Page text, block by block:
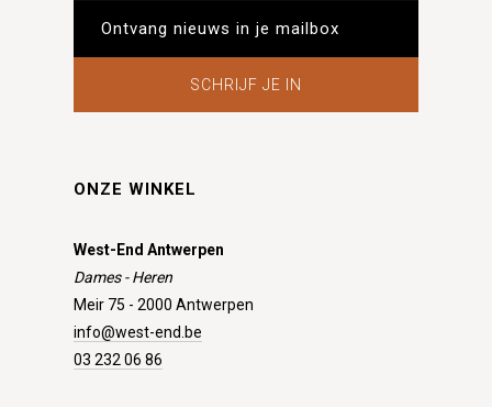
SCHRIJF JE IN
ONZE WINKEL
West-End Antwerpen
Dames - Heren
Meir 75 - 2000 Antwerpen
info@west-end.be
03 232 06 86